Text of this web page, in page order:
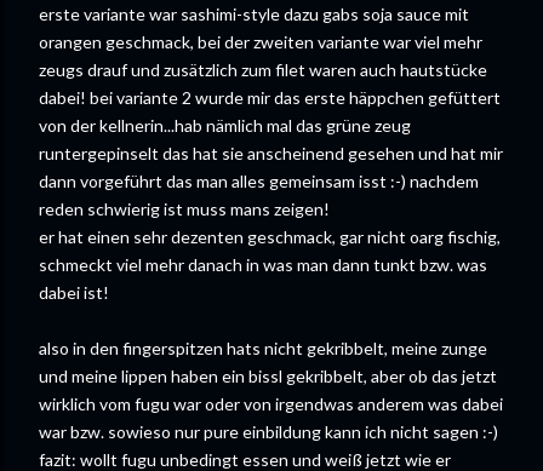
erste variante war sashimi-style dazu gabs soja sauce mit
orangen geschmack, bei der zweiten variante war viel mehr
zeugs drauf und zusätzlich zum filet waren auch hautstücke
dabei! bei variante 2 wurde mir das erste häppchen gefüttert
von der kellnerin...hab nämlich mal das grüne zeug
runtergepinselt das hat sie anscheinend gesehen und hat mir
dann vorgeführt das man alles gemeinsam isst :-) nachdem
reden schwierig ist muss mans zeigen!
er hat einen sehr dezenten geschmack, gar nicht oarg fischig,
schmeckt viel mehr danach in was man dann tunkt bzw. was
dabei ist!
also in den fingerspitzen hats nicht gekribbelt, meine zunge
und meine lippen haben ein bissl gekribbelt, aber ob das jetzt
wirklich vom fugu war oder von irgendwas anderem was dabei
war bzw. sowieso nur pure einbildung kann ich nicht sagen :-)
fazit: wollt fugu unbedingt essen und weiß jetzt wie er